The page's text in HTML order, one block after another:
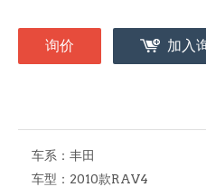
询价 加入
车系： 丰田
车型： 2010款RAV4